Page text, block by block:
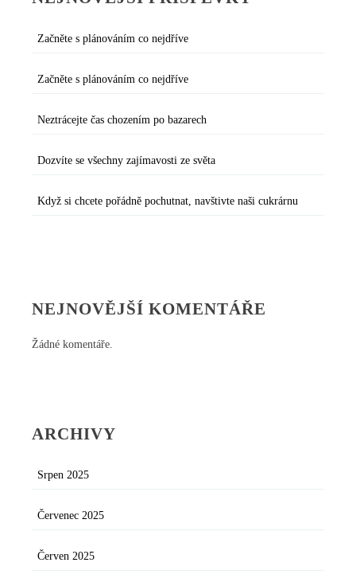
Začněte s plánováním co nejdříve
Začněte s plánováním co nejdříve
Neztrácejte čas chozením po bazarech
Dozvíte se všechny zajímavosti ze světa
Když si chcete pořádně pochutnat, navštivte naši cukrárnu
NEJNOVĚJŠÍ KOMENTÁŘE
Žádné komentáře.
ARCHIVY
Srpen 2025
Červenec 2025
Červen 2025